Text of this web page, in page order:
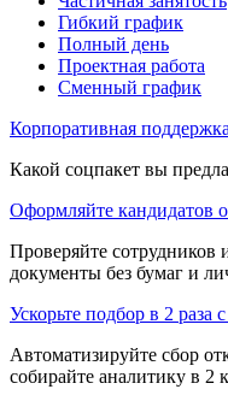
Гибкий график
Полный день
Проектная работа
Сменный график
Корпоративная
Какой соцпакет вы
Оформляйте кандидатов
Проверяйте сотрудников
документы без бумаг и
Ускорьте подбор в 2 раза
Автоматизируйте сбор
собирайте аналитику в 2